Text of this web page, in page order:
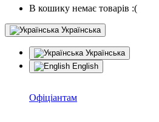
В кошику немає товарів :(
Українська
Українська
English
Офіціантам